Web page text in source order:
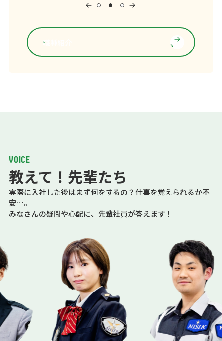
職種紹介
VOICE
教えて！先輩たち
実際に入社した後はまず何をするの？仕事を覚えられるか不
安…。
みなさんの疑問や心配に、先輩社員が答えます！